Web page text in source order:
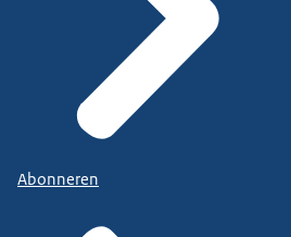
Abonneren